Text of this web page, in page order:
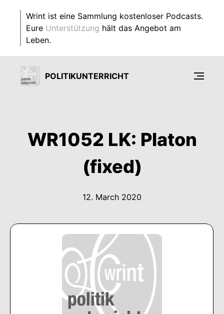
Wrint ist eine Sammlung kostenloser Podcasts.
Eure Unterstützung hält das Angebot am
Leben.
POLITIKUNTERRICHT
WR1052 LK: Platon
(fixed)
12. March 2020